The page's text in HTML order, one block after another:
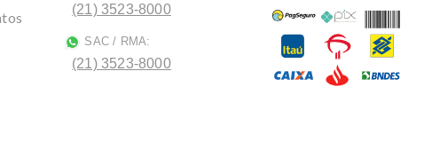
(21) 3523-8000
SAC / RMA:
(21) 3523-8000